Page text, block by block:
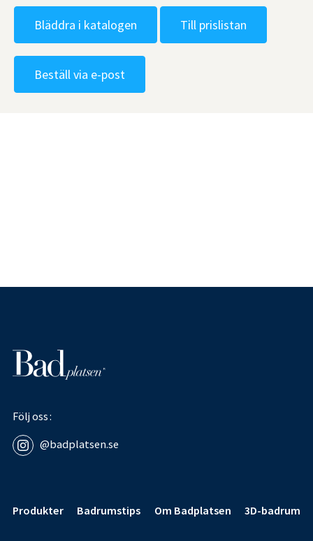
Bläddra i katalogen Till prislistan
Beställ via e-post
Följ oss
@badplatsen.se
Produkter
Badrumstips Om Badplatsen 3D-badrum